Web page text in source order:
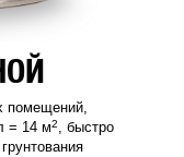
помещений,
= 14 м2, быстро